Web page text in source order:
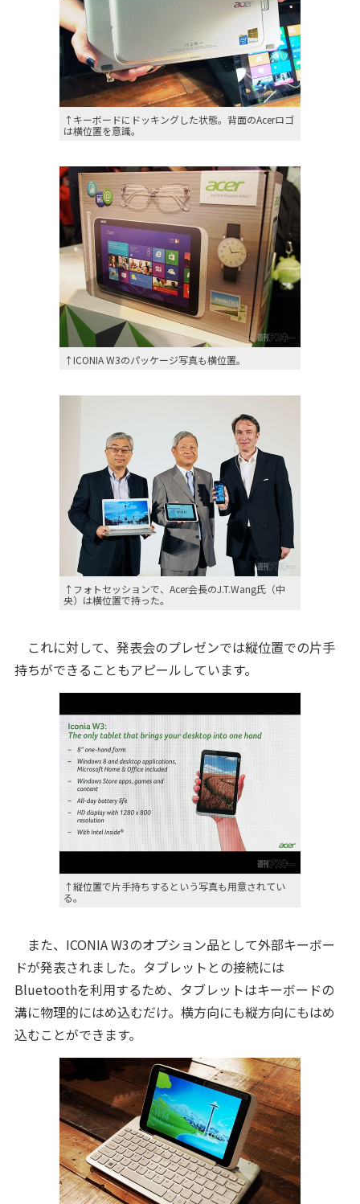
↑キーボードにドッキングした状態。背面のAcerロゴ
は横位置を意識。
↑ICONIA W3のパッケージ写真も横位置。
↑フォトセッションで、Acer会長のJ.T.Wang氏（中
央）は横位置で持った。
これに対して、発表会のプレゼンでは縦位置での片手
持ちができることもアピールしています。
↑縦位置で片手持ちするという写真も用意されてい
る。
また、ICONIA W3のオプション品として外部キーボー
ドが発表されました。タブレットとの接続には
Bluetoothを利用するため、タブレットはキーボードの
溝に物理的にはめ込むだけ。横方向にも縦方向にもはめ
込むことができます。